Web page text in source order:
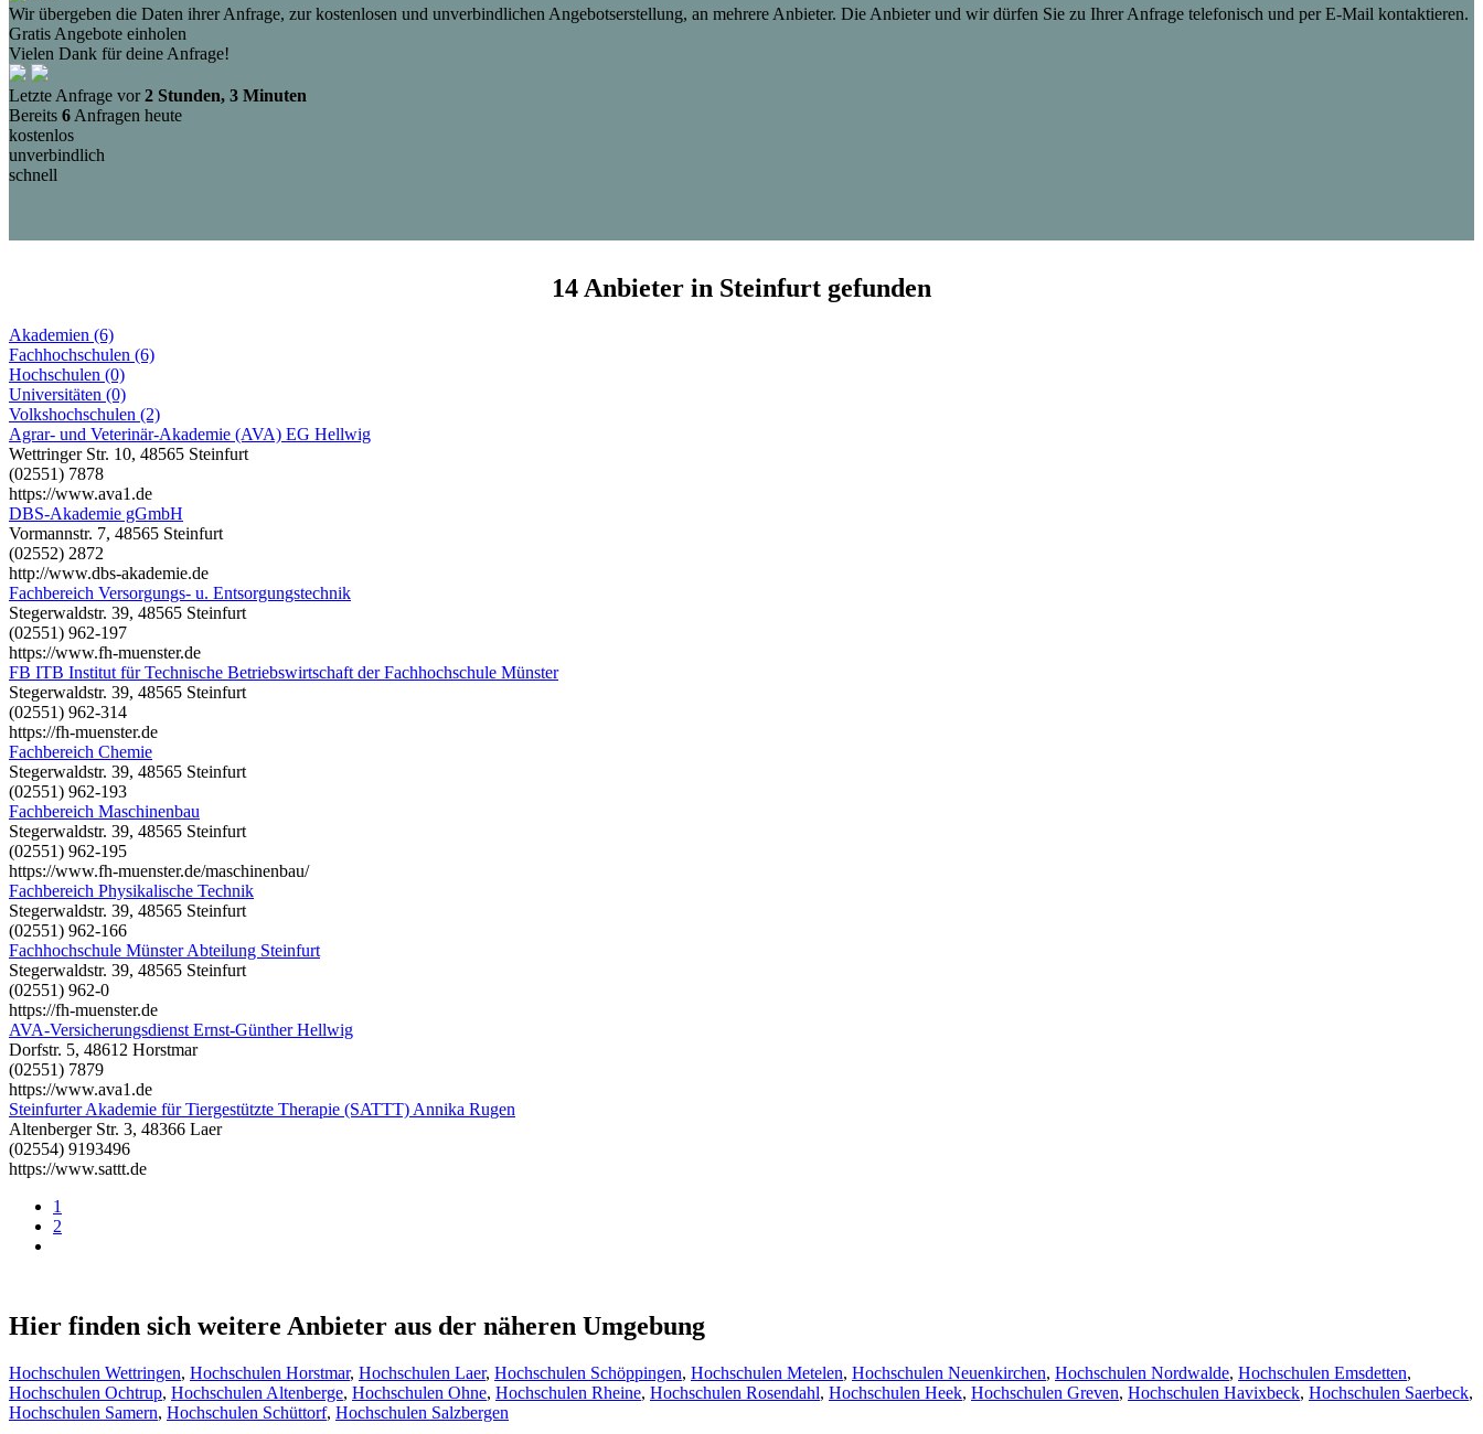
Wir übergeben die Daten ihrer Anfrage, zur kostenlosen und unverbindlichen Angebotserstellung, an mehrere Anbieter. Die Anbieter und wir dürfen Sie zu Ihrer Anfrage telefonisch und per E-Mail kontaktieren.
Gratis Angebote einholen
Vielen Dank für deine Anfrage!
Letzte Anfrage vor2 Stunden, 3 Minuten
Bereits 6 Anfragen heute
kostenlos
unverbindlich
schnell
14 Anbieter in Steinfurt gefunden
Akademien (6)
Fachhochschulen (6)
Hochschulen (0)
Universitäten (0)
Volkshochschulen (2)
Agrar- und Veterinär-Akademie (AVA) EG Hellwig
Wettringer Str. 10, 48565 Steinfurt
(02551) 7878
https://www.ava1.de
DBS-Akademie gGmbH
Vormannstr. 7, 48565 Steinfurt
(02552) 2872
http://www.dbs-akademie.de
Fachbereich Versorgungs- u. Entsorgungstechnik
Stegerwaldstr. 39, 48565 Steinfurt
(02551) 962-197
https://www.fh-muenster.de
FB ITB Institut für Technische Betriebswirtschaft der Fachhochschule Münster
Stegerwaldstr. 39, 48565 Steinfurt
(02551) 962-314
https://fh-muenster.de
Fachbereich Chemie
Stegerwaldstr. 39, 48565 Steinfurt
(02551) 962-193
Fachbereich Maschinenbau
Stegerwaldstr. 39, 48565 Steinfurt
(02551) 962-195
https://www.fh-muenster.de/maschinenbau/
Fachbereich Physikalische Technik
Stegerwaldstr. 39, 48565 Steinfurt
(02551) 962-166
Fachhochschule Münster Abteilung Steinfurt
Stegerwaldstr. 39, 48565 Steinfurt
(02551) 962-0
https://fh-muenster.de
AVA-Versicherungsdienst Ernst-Günther Hellwig
Dorfstr. 5, 48612 Horstmar
(02551) 7879
https://www.ava1.de
Steinfurter Akademie für Tiergestützte Therapie (SATTT) Annika Rugen
Altenberger Str. 3, 48366 Laer
(02554) 9193496
https://www.sattt.de
1
2
Hier finden sich weitere Anbieter aus der näheren Umgebung
Hochschulen Wettringen, Hochschulen Horstmar, Hochschulen Laer, Hochschulen Schöppingen, Hochschulen Metelen, Hochschulen Neuenkirchen, Hochschulen Nordwalde, Hochschulen Emsdetten,
Hochschulen Ochtrup, Hochschulen Altenberge, Hochschulen Ohne, Hochschulen Rheine, Hochschulen Rosendahl, Hochschulen Heek, Hochschulen Greven, Hochschulen Havixbeck, Hochschulen Saerbeck,
Hochschulen Samern, Hochschulen Schüttorf, Hochschulen Salzbergen